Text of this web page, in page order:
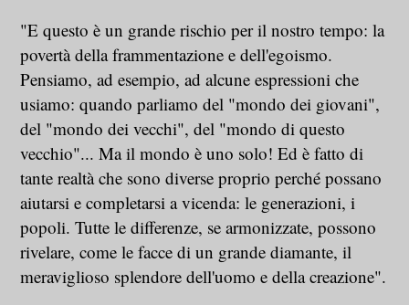
"E questo è un grande rischio per il nostro tempo: la
povertà della frammentazione e dell'egoismo.
Pensiamo, ad esempio, ad alcune espressioni che
usiamo: quando parliamo del "mondo dei giovani",
del "mondo dei vecchi", del "mondo di questo
vecchio"... Ma il mondo è uno solo! Ed è fatto di
tante realtà che sono diverse proprio perché possano
aiutarsi e completarsi a vicenda: le generazioni, i
popoli. Tutte le differenze, se armonizzate, possono
rivelare, come le facce di un grande diamante, il
meraviglioso splendore dell'uomo e della creazione".